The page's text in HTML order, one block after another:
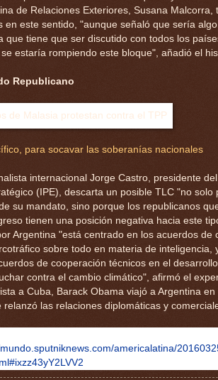
de Relaciones Exteriores, Susana Malcorra,
en este sentido, "aunque señaló que sería
que tiene que ser discutido con todos los
estaría rompiendo este bloque", añadió el
Republicano
para socavar las soberanías nacionales
internacional Jorge Castro, presidente
(IPE), descarta un posible TLC "no solo
su mandato, sino porque los republicanos
tienen una posición negativa hacia este
Argentina "está centrado en los acuerdos de
sobre todo en materia de inteligencia,
de cooperación técnicos en el
contra el cambio climático", afirmó el
a Cuba, Barack Obama viajó a Argentina
relanzó las relaciones diplomáticas y
americalatina/